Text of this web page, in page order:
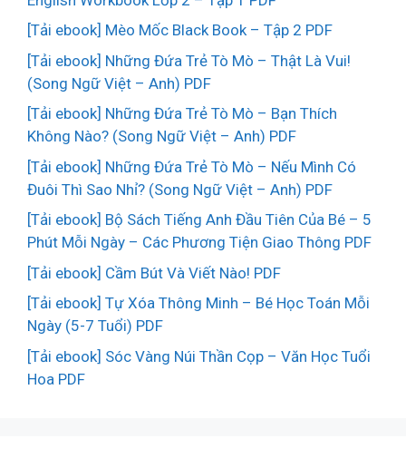
[Tải ebook] Mèo Mốc Black Book – Tập 2 PDF
[Tải ebook] Những Đứa Trẻ Tò Mò – Thật Là Vui!
(Song Ngữ Việt – Anh) PDF
[Tải ebook] Những Đứa Trẻ Tò Mò – Bạn Thích
Không Nào? (Song Ngữ Việt – Anh) PDF
[Tải ebook] Những Đứa Trẻ Tò Mò – Nếu Mình Có
Đuôi Thì Sao Nhỉ? (Song Ngữ Việt – Anh) PDF
[Tải ebook] Bộ Sách Tiếng Anh Đầu Tiên Của Bé – 5
Phút Mỗi Ngày – Các Phương Tiện Giao Thông PDF
[Tải ebook] Cầm Bút Và Viết Nào! PDF
[Tải ebook] Tự Xóa Thông Minh – Bé Học Toán Mỗi
Ngày (5-7 Tuổi) PDF
[Tải ebook] Sóc Vàng Núi Thần Cọp – Văn Học Tuổi
Hoa PDF